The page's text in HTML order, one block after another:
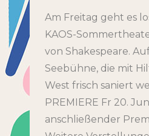
Am Freitag geht es
KAOS-
von Shakespeare.
Seebühne, die mit
West frisch saniert
PREMIERE Fr 20.
anschließender